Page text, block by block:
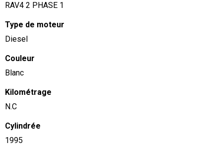
RAV4 2 PHASE 1
Type de moteur
Diesel
Couleur
Blanc
Kilométrage
N.C
Cylindrée
1995